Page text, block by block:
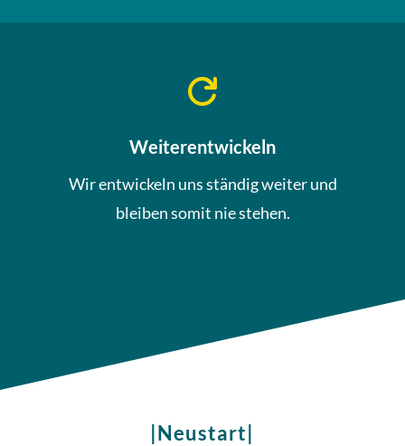

Weiterentwickeln
Wir entwickeln uns ständig weiter und
bleiben somit nie stehen.
|Neustart|